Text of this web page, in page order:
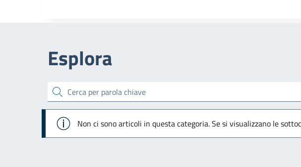
Esplora
cerca
Info
Non ci sono articoli in questa categoria. Se si visualizzano le